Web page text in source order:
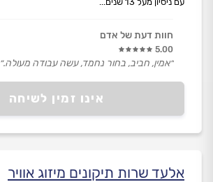
אינו זמין לשיחה
חוות דעת של אדם
5.00
״אמין, חביב, בחור נחמד, עשה עבודה מעולה.״
אלעד שרות תיקונים מיזוג אוויר